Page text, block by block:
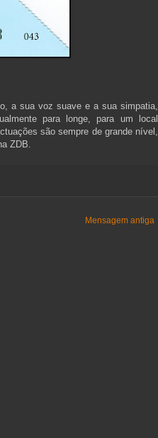
a sua voz suave e a sua simpatia,
para longe, para um local
são sempre de grande nível,
ZDB.
Mensagem antiga